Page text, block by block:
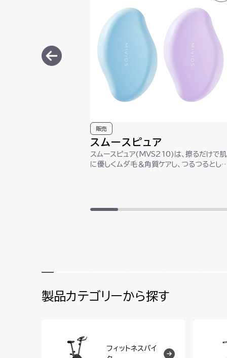
販売
スムースピュア
スムースピュア(MVS210)は、擦るだけで肌
に優しくムダ毛＆角質ケアし、つるつるとし
製品カテゴリーから探す
フィットネスバイ